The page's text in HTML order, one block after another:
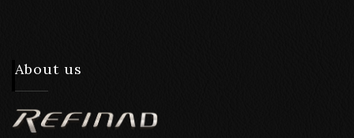
About us